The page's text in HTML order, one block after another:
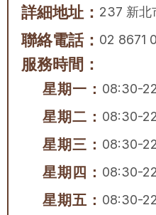
詳細地址： 237 新北
聯絡電話： 02 8671
服務時間：
星期一： 08:30-
星期二： 08:30-
星期三： 08:30-
星期四： 08:30-
星期五： 08:30-